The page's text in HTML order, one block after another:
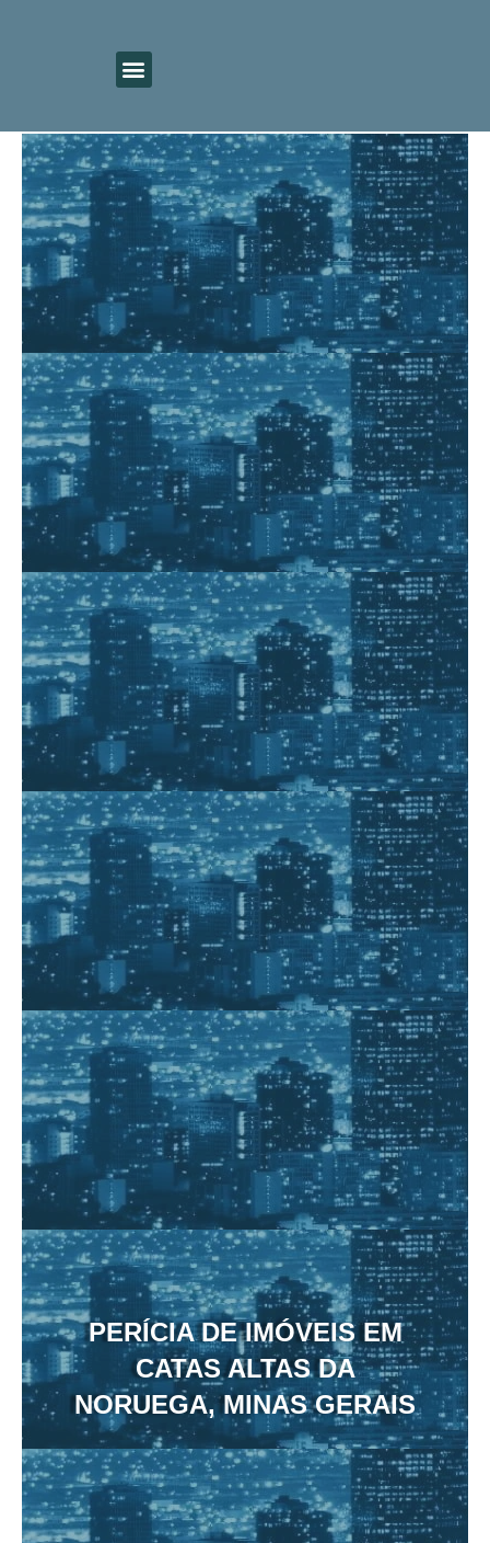
PERÍCIA DE IMÓVEIS EM
CATAS ALTAS DA
NORUEGA, MINAS GERAIS